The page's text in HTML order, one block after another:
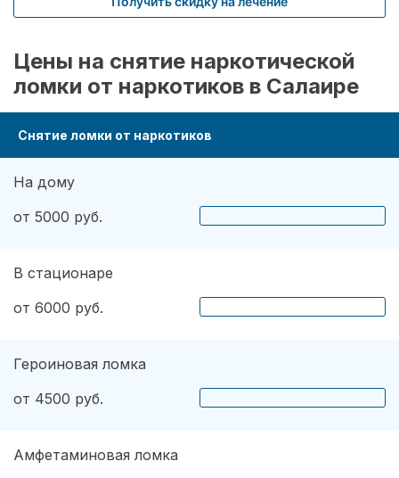
Цены на снятие наркотической
ломки от наркотиков в Салаире
Снятие ломки от наркотиков
На дому
от 5000 руб.
В стационаре
от 6000 руб.
Героиновая ломка
от 4500 руб.
Амфетаминовая ломка